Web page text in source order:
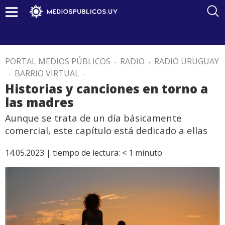
PORTAL MEDIOS PÚBLICOS . RADIO . RADIO URUGUAY
. BARRIO VIRTUAL .
Historias y canciones en torno a
las madres
Aunque se trata de un día básicamente
comercial, este capítulo está dedicado a ellas
14.05.2023 | tiempo de lectura: < 1 minuto